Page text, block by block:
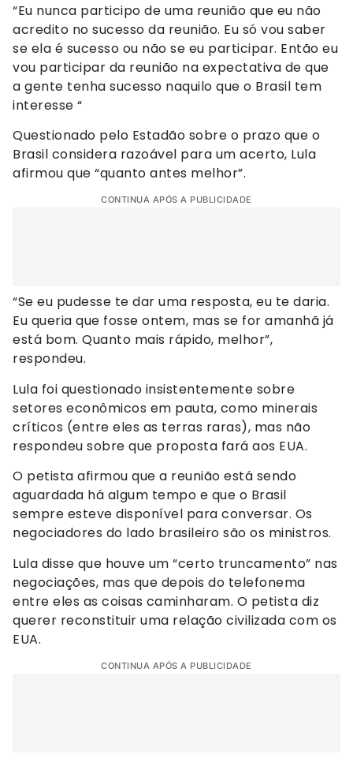
“Eu nunca participo de uma reunião que eu não
acredito no sucesso da reunião. Eu só vou saber
se ela é sucesso ou não se eu participar. Então eu
vou participar da reunião na expectativa de que
a gente tenha sucesso naquilo que o Brasil tem
interesse “
Questionado pelo Estadão sobre o prazo que o
Brasil considera razoável para um acerto, Lula
afirmou que “quanto antes melhor”.
CONTINUA APÓS A PUBLICIDADE
“Se eu pudesse te dar uma resposta, eu te daria.
Eu queria que fosse ontem, mas se for amanhã já
está bom. Quanto mais rápido, melhor”,
respondeu.
Lula foi questionado insistentemente sobre
setores econômicos em pauta, como minerais
críticos (entre eles as terras raras), mas não
respondeu sobre que proposta fará aos EUA.
O petista afirmou que a reunião está sendo
aguardada há algum tempo e que o Brasil
sempre esteve disponível para conversar. Os
negociadores do lado brasileiro são os ministros.
Lula disse que houve um “certo truncamento” nas
negociações, mas que depois do telefonema
entre eles as coisas caminharam. O petista diz
querer reconstituir uma relação civilizada com os
EUA.
CONTINUA APÓS A PUBLICIDADE